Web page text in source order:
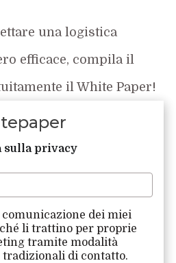
una logistica
efficace, compila il
il White Paper!
sulla privacy
dei miei
li trattino per proprie
tramite modalità
tradizionali di contatto.